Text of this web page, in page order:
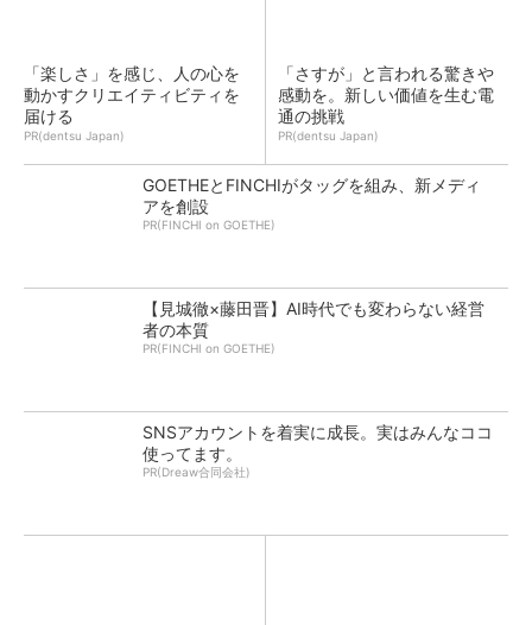
「楽しさ」を感じ、人の心を
動かすクリエイティビティを
届ける
PR(dentsu Japan)
「さすが」と言われる驚きや
感動を。新しい価値を生む電
通の挑戦
PR(dentsu Japan)
GOETHEとFINCHIがタッグを組み、新メディ
アを創設
PR(FINCHI on GOETHE)
【見城徹×藤田晋】AI時代でも変わらない経営
者の本質
PR(FINCHI on GOETHE)
SNSアカウントを着実に成長。実はみんなココ
使ってます。
PR(Dreaw合同会社)